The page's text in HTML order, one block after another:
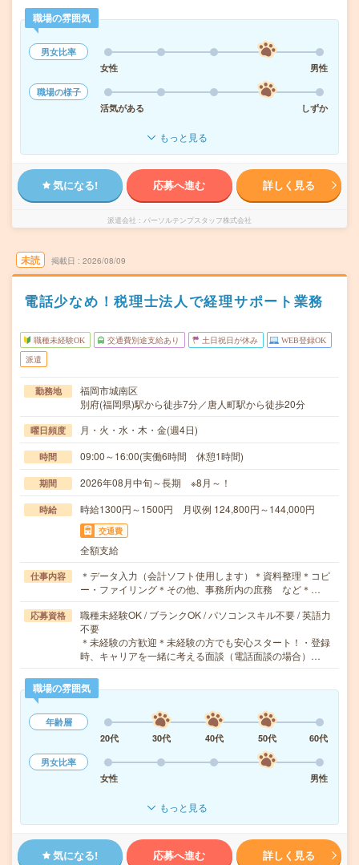
職場の雰囲気
男女比率
女性
男性
職場の様子
活気がある
しずか
もっと見る
気になる! 応募へ進む 詳しく見る
派遣会社 パーソルテンプスタッフ株式会社
未読 掲載日 2026/08/09
電話少なめ！税理士法人で経理サポート業務
職種未経験OK 交通費別途支給あり 土日祝日が休み WEB登録OK
派遣
勤務地
福岡市城南区
別府(福岡県)駅から徒歩7分／唐人町駅から徒歩20分
曜日頻度 月・火・水・木・金(週4日)
時間 09:00～16:00(実働6時間 休憩1時間)
期間 2026年08月中旬～長期 ※8月～！
時給 時給1300円～1500円 月収例 124,800円～144,000円
交通費
全額支給
仕事内容
＊データ入力（会計ソフト使用します）＊資料整理＊コピ
ー・ファイリング＊その他、事務所内の庶務 など＊…
応募資格
職種未経験OK / ブランクOK / パソコンスキル不要 / 英語力
不要
＊未経験の方歓迎＊未経験の方でも安心スタート！・登録
時、キャリアを一緒に考える面談（電話面談の場合）…
職場の雰囲気
年齢層
20代
30代 40代 50代
60代
男女比率
女性
男性
もっと見る
気になる! 応募へ進む 詳しく見る